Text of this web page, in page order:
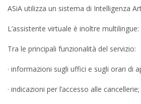
ASiA utilizza un sistema di Intelligenza
L’assistente virtuale è inoltre
Tra le principali funzionalità del servizio:
· informazioni sugli uffici e sugli orari di
· indicazioni per l’accesso alle cancellerie;